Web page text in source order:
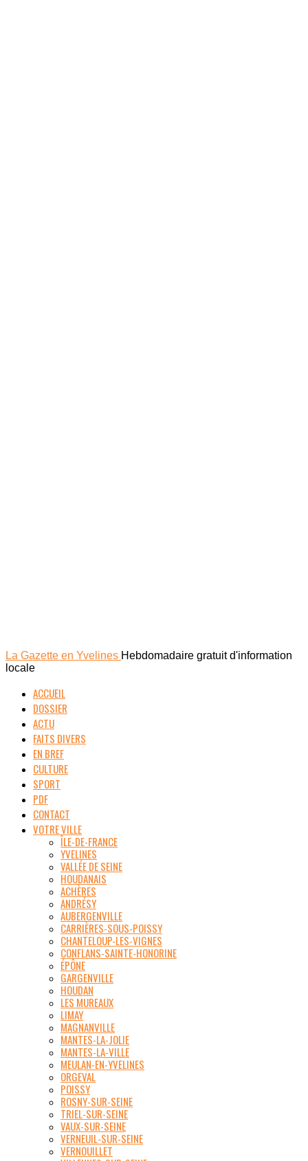
La Gazette en Yvelines Hebdomadaire gratuit d'information
locale
ACCUEIL
DOSSIER
ACTU
FAITS DIVERS
EN BREF
CULTURE
SPORT
PDF
CONTACT
VOTRE VILLE
ÎLE-DE-FRANCE
YVELINES
VALLÉE DE SEINE
HOUDANAIS
ACHÈRES
ANDRÉSY
AUBERGENVILLE
CARRIÈRES-SOUS-POISSY
CHANTELOUP-LES-VIGNES
CONFLANS-SAINTE-HONORINE
ÉPÔNE
GARGENVILLE
HOUDAN
LES MUREAUX
LIMAY
MAGNANVILLE
MANTES-LA-JOLIE
MANTES-LA-VILLE
MEULAN-EN-YVELINES
ORGEVAL
POISSY
ROSNY-SUR-SEINE
TRIEL-SUR-SEINE
VAUX-SUR-SEINE
VERNEUIL-SUR-SEINE
VERNOUILLET